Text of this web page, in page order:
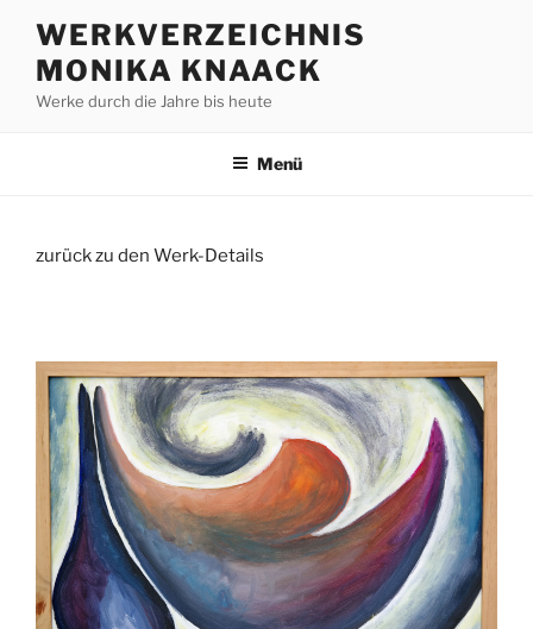
Inhalt
springen
WERKVERZEICHNIS
MONIKA KNAACK
Werke durch die Jahre bis heute
Menü
zurück zu den Werk-Details